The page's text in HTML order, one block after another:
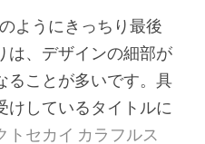
ようにきっちり最後
は、デザインの細部が
ることが多いです。具
けしているタイトルに
トセカイ カラフルス